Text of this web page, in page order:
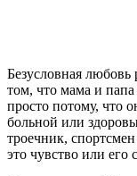
Безусловная любовь
том, что мама и
просто потому, что
больной или
троечник,
это чувство или его